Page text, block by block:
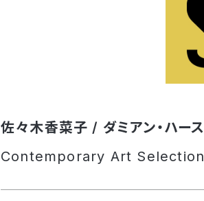
佐々木香菜子 / ダミアン・ハー
Contemporary Art Selection